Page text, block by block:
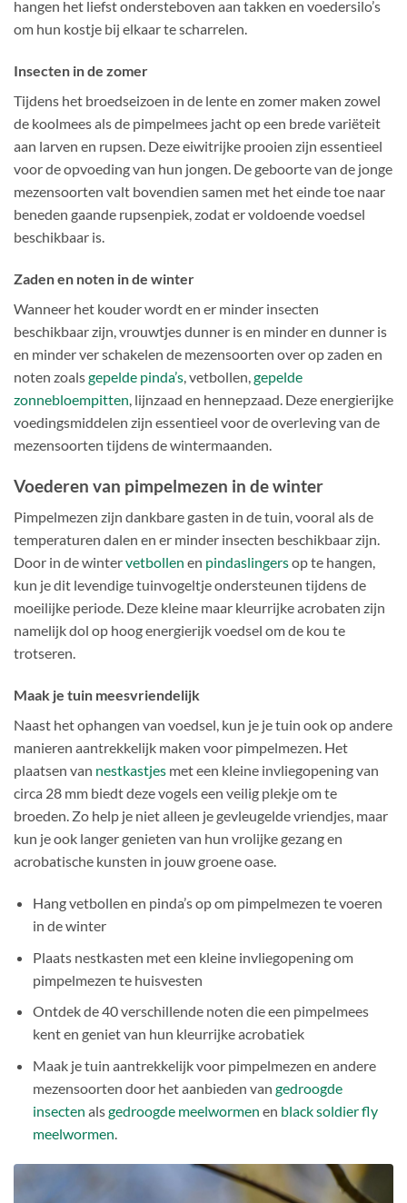
hangen het liefst ondersteboven aan takken en voedersilo’s
om hun kostje bij elkaar te scharrelen.
Insecten in de zomer
Tijdens het broedseizoen in de lente en zomer maken zowel
de koolmees als de pimpelmees jacht op een brede variëteit
aan larven en rupsen. Deze eiwitrijke prooien zijn essentieel
voor de opvoeding van hun jongen. De geboorte van de jonge
mezensoorten valt bovendien samen met het einde toe naar
beneden gaande rupsenpiek, zodat er voldoende voedsel
beschikbaar is.
Zaden en noten in de winter
Wanneer het kouder wordt en er minder insecten
beschikbaar zijn, vrouwtjes dunner is en minder en dunner is
en minder ver schakelen de mezensoorten over op zaden en
noten zoalsgepelde pinda’s, vetbollen,gepelde
zonnebloempitten, lijnzaad en hennepzaad. Deze energierijke
voedingsmiddelen zijn essentieel voor de overleving van de
mezensoorten tijdens de wintermaanden.
Voederen van pimpelmezen in de winter
Pimpelmezen zijn dankbare gasten in de tuin, vooral als de
temperaturen dalen en er minder insecten beschikbaar zijn.
Door in de wintervetbollen en pindaslingersop te hangen,
kun je dit levendige tuinvogeltje ondersteunen tijdens de
moeilijke periode. Deze kleine maar kleurrijke acrobaten zijn
namelijk dol op hoog energierijk voedsel om de kou te
trotseren.
Maak je tuin meesvriendelijk
Naast het ophangen van voedsel, kun je je tuin ook op andere
manieren aantrekkelijk maken voor pimpelmezen. Het
plaatsen van nestkastjes met een kleine invliegopening van
circa 28 mm biedt deze vogels een veilig plekje om te
broeden. Zo help je niet alleen je gevleugelde vriendjes, maar
kun je ook langer genieten van hun vrolijke gezang en
acrobatische kunsten in jouw groene oase.
Hang vetbollen en pinda’s op om pimpelmezen te voeren
in de winter
Plaats nestkasten met een kleine invliegopening om
pimpelmezen te huisvesten
Ontdek de 40 verschillende noten die een pimpelmees
kent en geniet van hun kleurrijke acrobatiek
Maak je tuin aantrekkelijk voor pimpelmezen en andere
mezensoorten door het aanbieden van gedroogde
insecten alsgedroogde meelwormen en black soldier fly
meelwormen.